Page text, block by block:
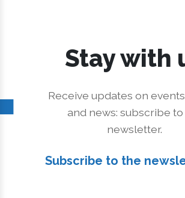
Stay with
Receive updates on
and news: subscribe
newsletter.
Subscribe to the